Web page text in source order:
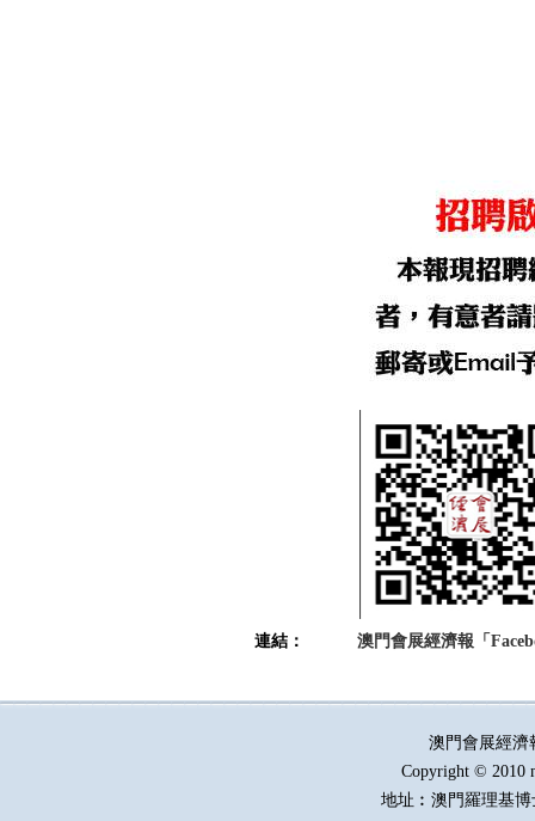
連結： 澳門會展經濟報「
澳門會展經
Copyright © 2010
地址︰澳門羅理基